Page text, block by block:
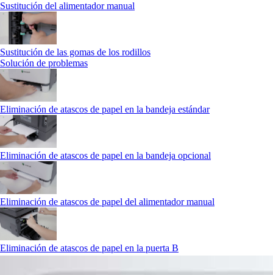
Sustitución del alimentador manual
Sustitución de las gomas de los rodillos
Solución de problemas
Eliminación de atascos de papel en la bandeja estándar
Eliminación de atascos de papel en la bandeja opcional
Eliminación de atascos de papel del alimentador manual
Eliminación de atascos de papel en la puerta B